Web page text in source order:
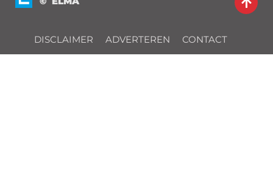
DISCLAIMER ADVERTEREN CONTACT